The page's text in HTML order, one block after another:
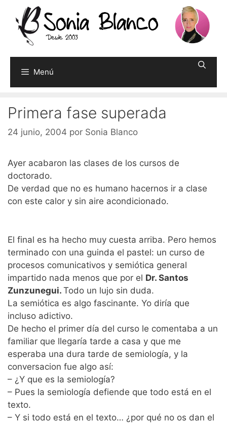
contenido
Menú
Primera fase superada
24 junio, 2004 por Sonia Blanco
Ayer acabaron las clases de los cursos de
doctorado.
De verdad que no es humano hacernos ir a clase
con este calor y sin aire acondicionado.
El final es ha hecho muy cuesta arriba. Pero hemos
terminado con una guinda el pastel: un curso de
procesos comunicativos y semiótica general
impartido nada menos que por el Dr. Santos
Zunzunegui. Todo un lujo sin duda.
La semiótica es algo fascinante. Yo diría que
incluso adictivo.
De hecho el primer día del curso le comentaba a un
familiar que llegaría tarde a casa y que me
esperaba una dura tarde de semiología, y la
conversacion fue algo así:
– ¿Y que es la semiología?
– Pues la semiología defiende que todo está en el
texto.
– Y si todo está en el texto… ¿por qué no os dan el